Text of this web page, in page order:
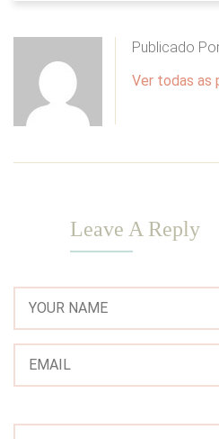
Publicado
Ver todas as
Leave A Reply